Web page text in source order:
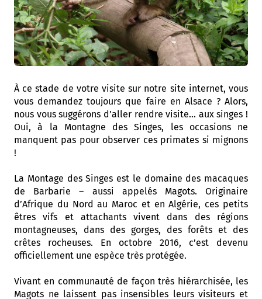
À ce stade de votre visite sur notre site internet, vous
vous demandez toujours que faire en Alsace ? Alors,
nous vous suggérons d’aller rendre visite... aux singes !
Oui, à la Montagne des Singes, les occasions ne
manquent pas pour observer ces primates si mignons
!
La Montage des Singes est le domaine des macaques
de Barbarie – aussi appelés Magots. Originaire
d’Afrique du Nord au Maroc et en Algérie, ces petits
êtres vifs et attachants vivent dans des régions
montagneuses, dans des gorges, des forêts et des
crêtes rocheuses. En octobre 2016, c’est devenu
officiellement une espèce très protégée.
Vivant en communauté de façon très hiérarchisée, les
Magots ne laissent pas insensibles leurs visiteurs et